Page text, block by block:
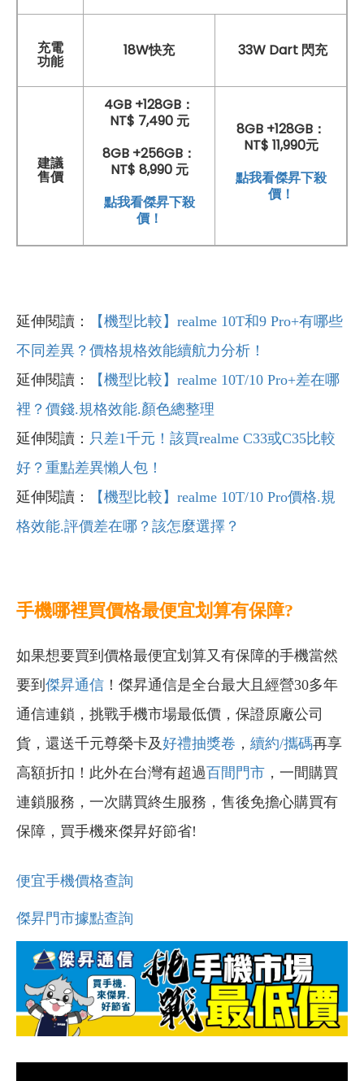
充電
功能
18W快充 33W Dart 閃充
建議
售價
4GB +128GB：
NT$ 7,490 元
8GB +256GB：
NT$ 8,990 元
點我看傑昇下殺
價！
8GB +128GB：
NT$ 11,990元
點我看傑昇下殺
價！
延伸閱讀：
【機型比較】realme 10T和9 Pro+有哪些
不同差異？價格規格效能續航力分析！
延伸閱讀：
【機型比較】realme 10T/10 Pro+差在哪
裡？價錢.規格效能.顏色總整理
延伸閱讀： 只差1千元！該買realme C33或C35比較
好？重點差異懶人包！
延伸閱讀：
【機型比較】realme 10T/10 Pro價格.規
格效能.評價差在哪？該怎麼選擇？
手機哪裡買價格最便宜划算有保障?
如果想要買到價格最便宜划算又有保障的手機當然
要到 傑昇通信 ！傑昇通信是全台最大且經營30多年
通信連鎖，挑戰手機市場最低價，保證原廠公司
貨，還送千元尊榮卡及好禮抽獎卷 ， 續約/攜碼再享
高額折扣！此外在台灣有超過百間門市 ，一間購買
連鎖服務，一次購買終生服務，售後免擔心購買有
保障，買手機來傑昇好節省!
便宜手機價格查詢
傑昇門市據點查詢